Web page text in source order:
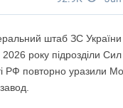
штаб ЗС України
року підрозділи
РФ повторно уразили